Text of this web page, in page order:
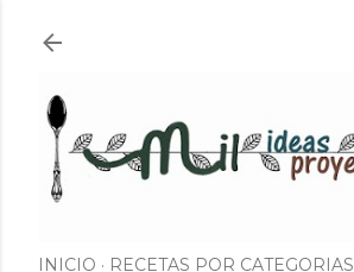
INICIO RECETAS POR CATEGORIAS